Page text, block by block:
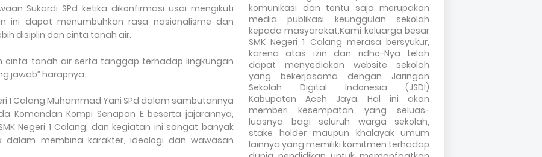
Sukardi SPd ketika dikonfirmasi usai mengikuti
ini dapat menumbuhkan rasa nasionalisme dan
disiplin dan cinta tanah air.
cinta tanah air serta tanggap terhadap lingkungan
jawab” harapnya.
1 Calang Muhammad Yani SPd dalam sambutannya
Komandan Kompi Senapan E beserta jajarannya,
Negeri 1 Calang, dan kegiatan ini sangat banyak
membina karakter, ideologi dan wawasan
komunikasi dan tentu saja merupakan
media publikasi keunggulan sekolah
kepada masyarakat.Kami keluarga besar
SMK Negeri 1 Calang merasa bersyukur,
karena atas izin dan ridho-Nya telah
dapat menyediakan website sekolah
yang bekerjasama dengan Jaringan
Sekolah Digital Indonesia (JSDI)
Kabupaten Aceh Jaya. Hal ini akan
memberi kesempatan yang seluas-
luasnya bagi seluruh warga sekolah,
stake holder maupun khalayak umum
lainnya yang memiliki komitmen terhadap